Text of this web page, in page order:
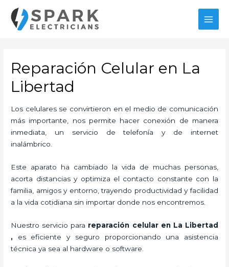
contenido
Reparación Celular en La
Libertad
Los celulares se convirtieron en el medio de comunicación
más importante, nos permite hacer conexión de manera
inmediata, un servicio de telefonía y de internet
inalámbrico.
Este aparato ha cambiado la vida de muchas personas,
acorta distancias y optimiza el contacto constante con la
familia, amigos y entorno, trayendo productividad y facilidad
a la vida cotidiana sin importar donde nos encontremos.
Nuestro servicio para reparación celular en La Libertad
, es eficiente y seguro proporcionando una asistencia
técnica ya sea al hardware o software.